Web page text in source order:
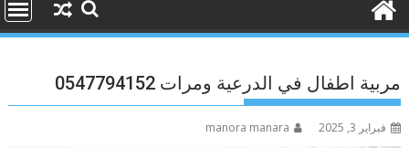
مربية اطفال في الدرعية ومرات 0547794152
فبراير 3, 2025 manora manara